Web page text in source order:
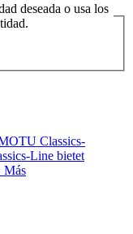
deseada o usa los
Classics-
Line bietet
Más